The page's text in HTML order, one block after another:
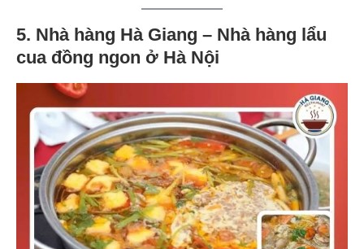
5. Nhà hàng Hà Giang – Nhà hàng lẩu
cua đồng ngon ở Hà Nội